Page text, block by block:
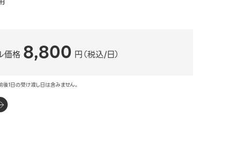
価格 8,800 円（税込/日）
1日の受け渡し日は含みません。